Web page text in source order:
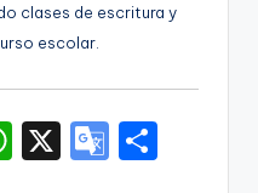
clases de escritura y
escolar.
W X
G